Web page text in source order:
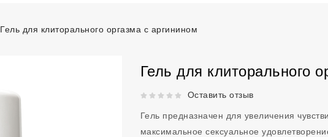
Гель для клиторального оргазма с аргинином
Гель для клиторального
Рейтинг 5 из 5.Оставить отзыв
Гель предназначен для увеличения
максимальное сексуальное